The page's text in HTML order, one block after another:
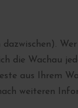
die Wachau
aus Ihrem
weiteren